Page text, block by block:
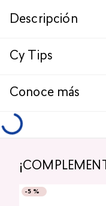
Descripción
Cy Tips
Conoce más
- 5 %